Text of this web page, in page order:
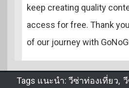
keep creating quality
access for free. Thank
of our journey with
Tags แนะนำ: วีซ่าท่องเที่ยว,